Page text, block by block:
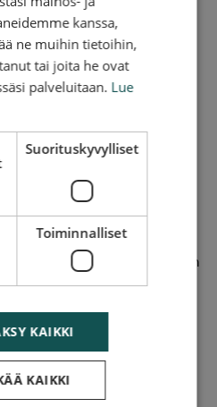
niin näet hinauksen hinnan
ja saat linkin, josta voit
kanssa,
ne muihin tietoihin,
tai joita he ovat
palveluitaan. Lue
Suorituskyvylliset
Toiminnalliset
KAIKKI
KAIKKI